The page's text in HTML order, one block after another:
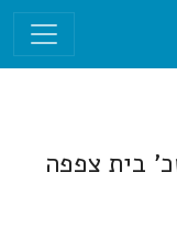
בית צפפה